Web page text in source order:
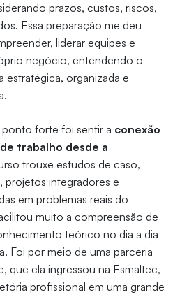
prazos, custos, riscos,
Essa preparação me deu
liderar equipes e
negócio, entendendo o
estratégica, organizada e
forte foi sentir a conexão
trabalho desde a
trouxe estudos de caso,
projetos integradores e
em problemas reais do
muito a compreensão de
teórico no dia a dia
Foi por meio de uma parceria
que ela ingressou na Esmaltec,
profissional em uma grande